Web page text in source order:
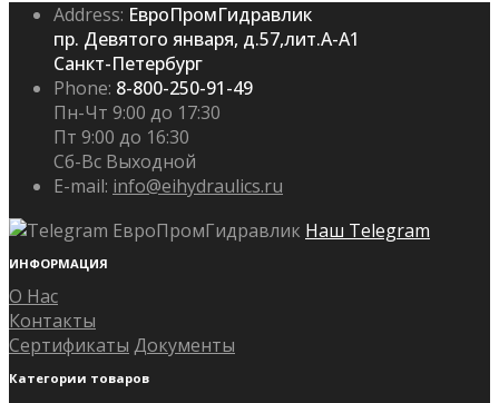
Address: ЕвроПромГидравлик
пр. Девятого января, д.57,лит.А-А1
Санкт-Петербург
Phone: 8-800-250-91-49
Пн-Чт 9:00 до 17:30
Пт 9:00 до 16:30
Сб-Вс Выходной
E-mail: info@eihydraulics.ru
Наш Telegram
ИНФОРМАЦИЯ
О Нас
Контакты
Сертификаты Документы
Категории товаров